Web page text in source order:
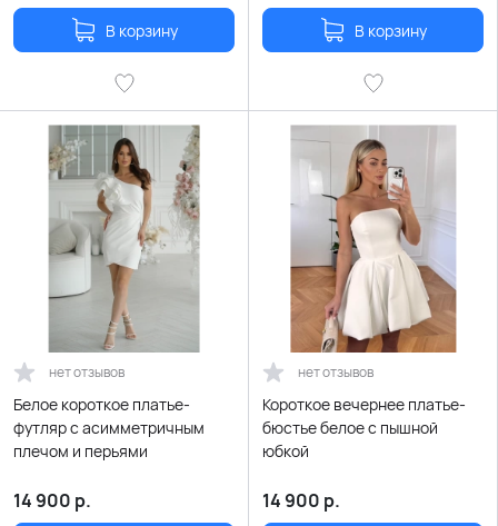
В корзину В корзину
нет отзывов
Белое короткое платье-
футляр с асимметричным
плечом и перьями
14 900 р.
нет отзывов
Короткое вечернее платье-
бюстье белое с пышной
юбкой
14 900 р.